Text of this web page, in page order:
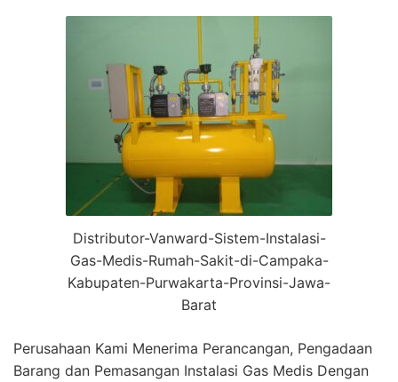
Distributor-Vanward-Sistem-Instalasi-
Gas-Medis-Rumah-Sakit-di-Campaka-
Kabupaten-Purwakarta-Provinsi-Jawa-
Barat
Perusahaan Kami Menerima Perancangan, Pengadaan
Barang dan Pemasangan Instalasi Gas Medis Dengan